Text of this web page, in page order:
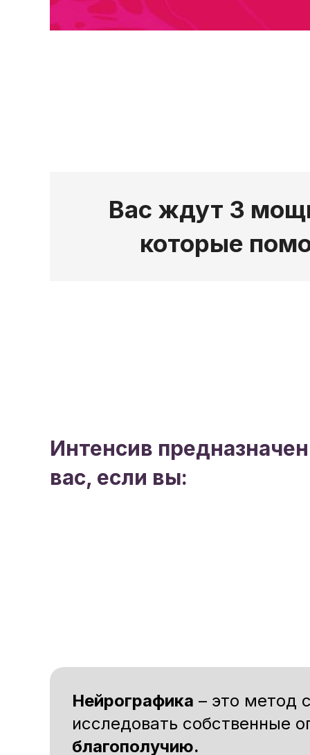
Вас ждут 3
которые
Интенсив
вас, если вы:
Нейрографика – это метод
исследовать собственные
благополучию.